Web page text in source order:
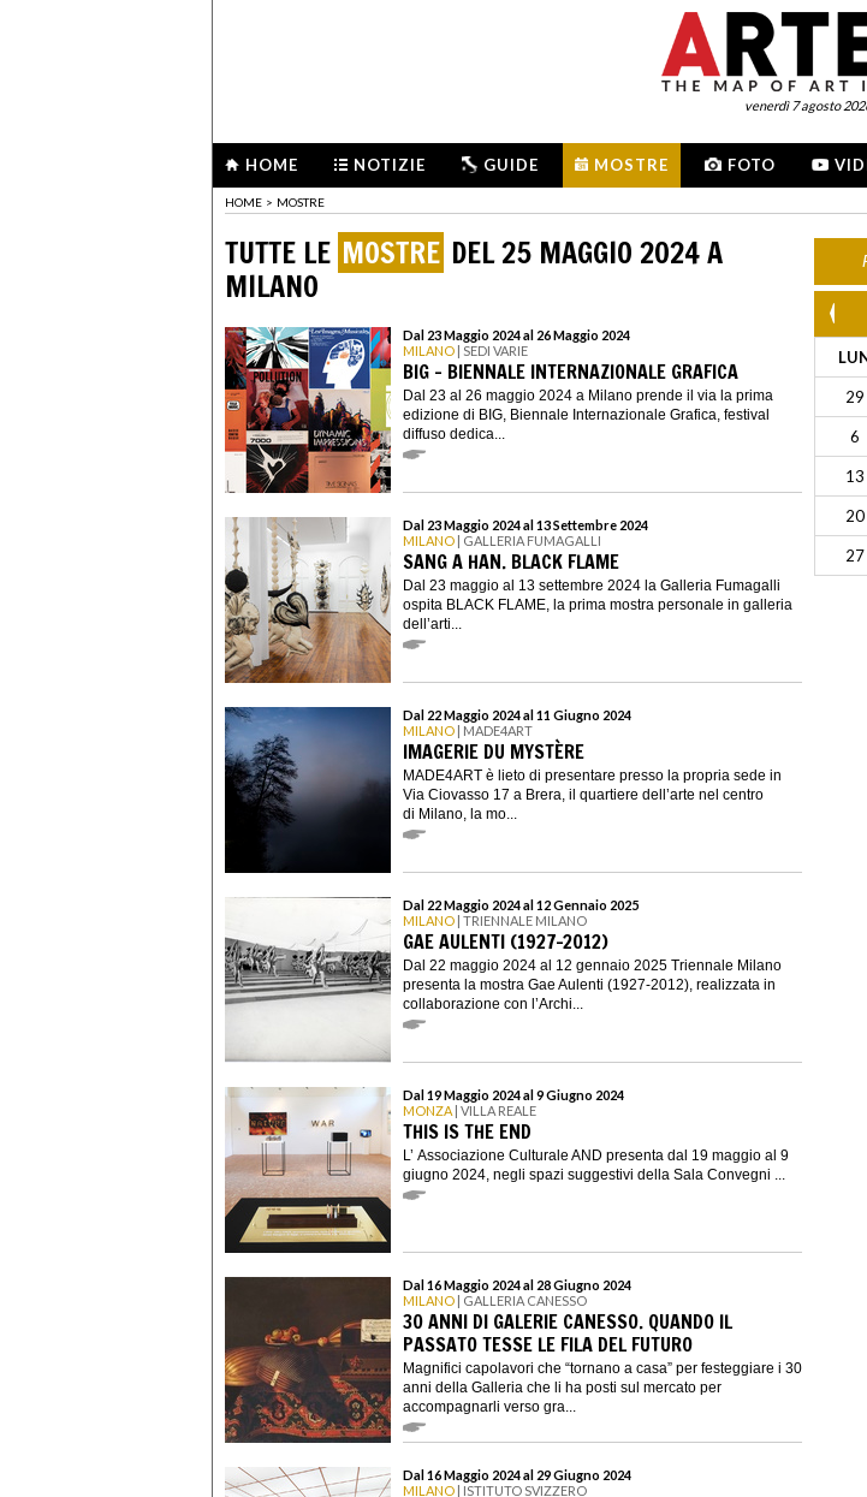
venerdì 7 agosto
HOME NOTIZIE GUIDE MOSTRE FOTO
HOME > MOSTRE
TUTTE LE MOSTRE DEL 25 MAGGIO 2024 A
MILANO
Dal 23 Maggio 2024 al 26 Maggio 2024
MILANO | SEDI VARIE
BIG - BIENNALE INTERNAZIONALE GRAFICA
Dal 23 al 26 maggio 2024 a Milano prende il via la prima
edizione di BIG, Biennale Internazionale Grafica, festival
diffuso dedica...
Dal 23 Maggio 2024 al 13 Settembre 2024
MILANO | GALLERIA FUMAGALLI
SANG A HAN. BLACK FLAME
Dal 23 maggio al 13 settembre 2024 la Galleria Fumagalli
ospita BLACK FLAME, la prima mostra personale in galleria
dell’arti...
Dal 22 Maggio 2024 al 11 Giugno 2024
MILANO | MADE4ART
IMAGERIE DU MYSTÈRE
MADE4ART è lieto di presentare presso la propria sede in
Via Ciovasso 17 a Brera, il quartiere dell’arte nel centro
di Milano, la mo...
Dal 22 Maggio 2024 al 12 Gennaio 2025
MILANO | TRIENNALE MILANO
GAE AULENTI (1927-2012)
Dal 22 maggio 2024 al 12 gennaio 2025 Triennale Milano
presenta la mostra Gae Aulenti (1927-2012), realizzata in
collaborazione con l’Archi...
Dal 19 Maggio 2024 al 9 Giugno 2024
MONZA | VILLA REALE
THIS IS THE END
L’ Associazione Culturale AND presenta dal 19 maggio al 9
giugno 2024, negli spazi suggestivi della Sala Convegni ...
Dal 16 Maggio 2024 al 28 Giugno 2024
MILANO | GALLERIA CANESSO
30 ANNI DI GALERIE CANESSO. QUANDO IL
PASSATO TESSE LE FILA DEL FUTURO
Magnifici capolavori che “tornano a casa” per festeggiare i 30
anni della Galleria che li ha posti sul mercato per
accompagnarli verso gra...
Dal 16 Maggio 2024 al 29 Giugno 2024
MILANO | ISTITUTO SVIZZERO
29
6
13
20
27